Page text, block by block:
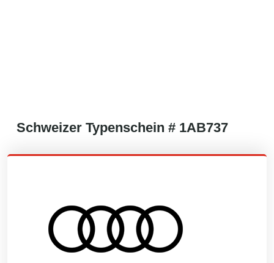
Schweizer Typenschein # 1AB737